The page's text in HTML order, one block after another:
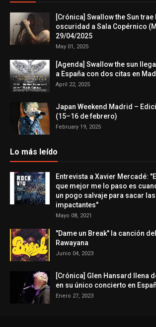
[Crónica] Swallow the Sun
oscuridad a Sala Copérnico
29/04/2025
May 01, 2025
[Agenda] Swallow the sun
a España con dos citas en
April 22, 2025
Japan Weekend Madrid –
(15–16 de febrero)
February 19, 2025
Lo más leído
Entrevista a Xavier Mercadé:
que mejor me lo paso es
un pogo salvaje para sacar
impactantes"
Mayo 08, 2021
"Dame un Break" la canción
Rawayana
Junio 04, 2023
[Crónica] Glen Hansard llena
en su único concierto en
Enero 27, 2023